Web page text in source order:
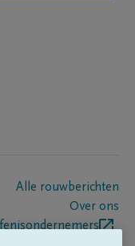
Alle rouwberichten
Over ons